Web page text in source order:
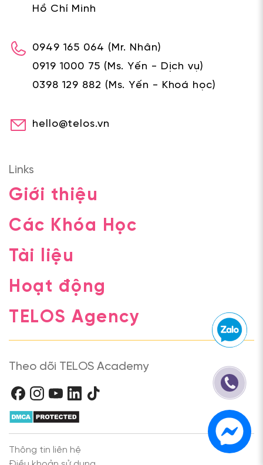
Hồ Chí Minh
0949 165 064 (Mr. Nhân)
0919 1000 75 (Ms. Yến - Dịch vụ)
0398 129 882 (Ms. Yến - Khoá học)
hello@telos.vn
Links
Giới thiệu
Các Khóa Học
Tài liệu
Hoạt động
TELOS Agency
Theo dõi TELOS Academy
Thông tin liên hệ